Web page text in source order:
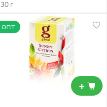
30 г
+
ОПТ